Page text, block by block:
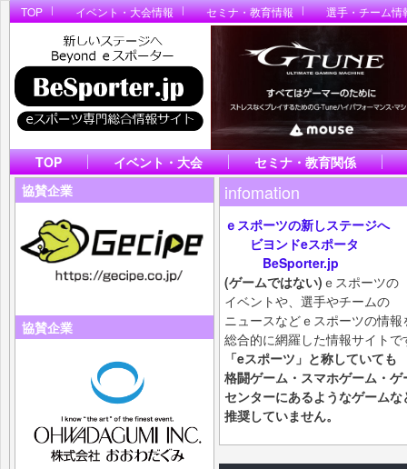
TOP イベント・大会情報 セミナ・教育情報 選手・チーム情
TOP イベント・大会
セミナ・教育関係
協賛企業
協賛企業
infomation
ｅスポーツの新しステージへ
ビヨンドeスポータ
BeSporter.jp
(ゲームではない) ｅスポーツの
イベントや、選手やチームの
ニュースなどｅスポーツの情報
総合的に網羅した情報サイトで
「eスポーツ」と称していても
格闘ゲーム・スマホゲーム・ゲ
センターにあるようなゲームな
推奨していません。